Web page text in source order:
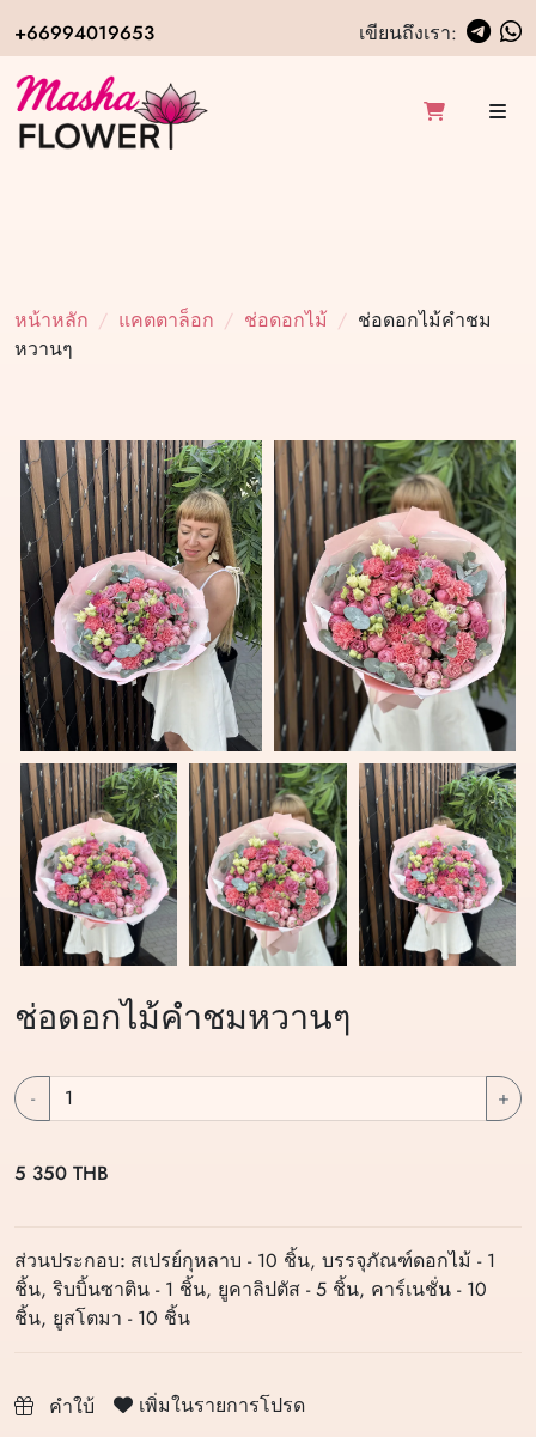
+66994019653 เขียนถึงเรา:
หน้าหลัก แคตตาล็อก ช่อดอกไม้
ช่อดอกไม้คำชม
หวานๆ
ช่อดอกไม้คำชมหวานๆ
- +
5 350 THB
ส่วนประกอบ: สเปรย์กุหลาบ - 10 ชิ้น, บรรจุภัณฑ์ดอกไม้ - 1
ชิ้น, ริบบิ้นซาติน - 1 ชิ้น, ยูคาลิปตัส - 5 ชิ้น, คาร์เนชั่น - 10
ชิ้น, ยูสโตมา - 10 ชิ้น
คำใบ้ เพิ่มในรายการโปรด